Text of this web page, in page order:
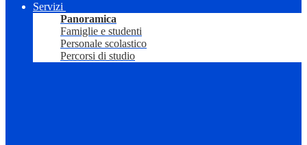
Servizi
Panoramica
Famiglie e studenti
Personale scolastico
Percorsi di studio